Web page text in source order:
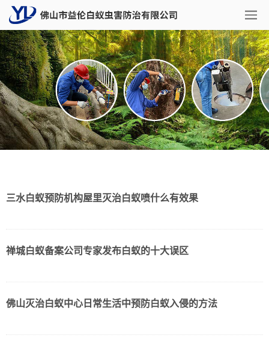
三水白蚁预防机构屋里灭治白蚁喷什么有效果
禅城白蚁备案公司专家发布白蚁的十大误区
佛山灭治白蚁中心日常生活中预防白蚁入侵的方法